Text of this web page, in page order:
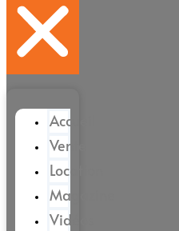
Accueil
Vente
Location
Magazine
Vidéos